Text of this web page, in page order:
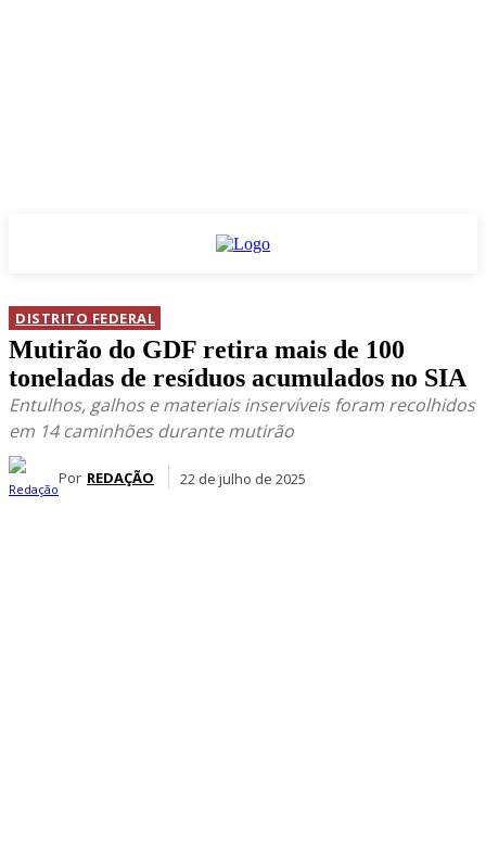
DISTRITO FEDERAL
Mutirão do GDF retira mais de 100
toneladas de resíduos acumulados no SIA
Entulhos, galhos e materiais inservíveis foram recolhidos
em 14 caminhões durante mutirão
Por REDAÇÃO 22 de julho de 2025